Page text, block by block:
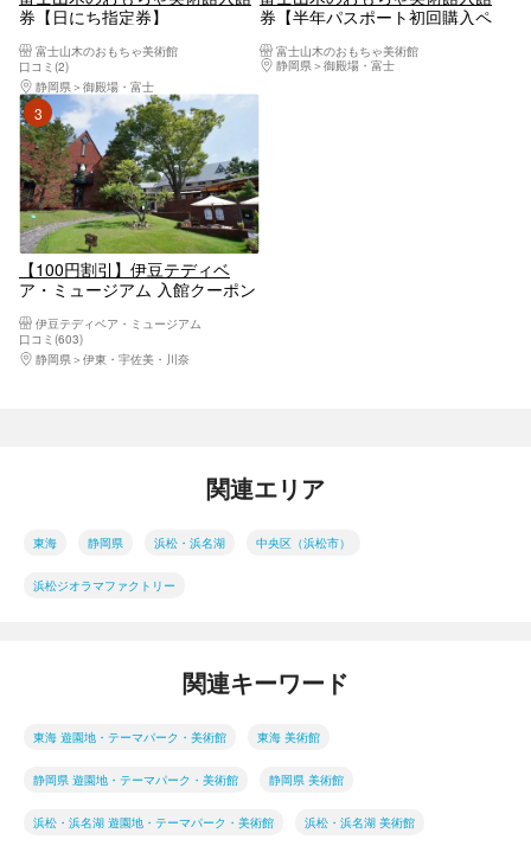
券【日にち指定券】
富士山木のおもちゃ美術館
口コミ(2)
静岡県
御殿場・富士
券【半年パスポート初回購入ペ
富士山木のおもちゃ美術館
静岡県
御殿場・富士
3位
【100円割引】伊豆テディベ
ア・ミュージアム 入館クーポン
伊豆テディベア・ミュージアム
口コミ(603)
静岡県
伊東・宇佐美・川奈
関連エリア
東海 静岡県 浜松・浜名湖 中央区（浜松市）
浜松ジオラマファクトリー
関連キーワード
東海 遊園地・テーマパーク・美術館 東海 美術館
静岡県 遊園地・テーマパーク・美術館 静岡県 美術館
浜松・浜名湖 遊園地・テーマパーク・美術館 浜松・浜名湖 美術館